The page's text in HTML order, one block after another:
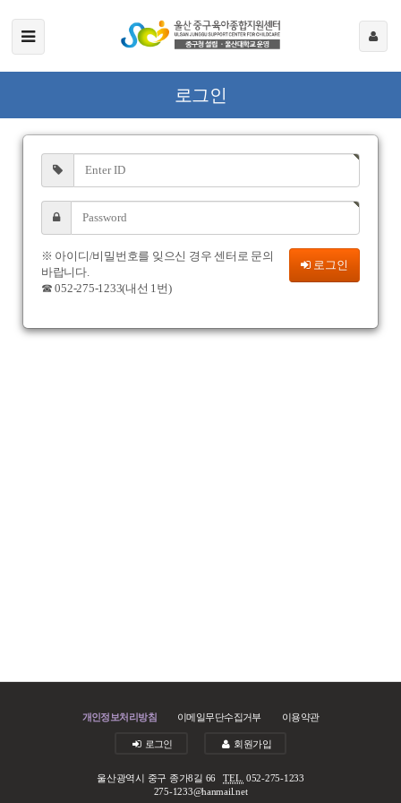
로그인
로그인
※ 아이디/비밀번호를 잊으신 경우 센터로 문의
바랍니다.
☎ 052-275-1233(내선 1번)
개인정보처리방침 이메일무단수집거부 이용약관
로그인 회원가입
울산광역시 중구 종가8길 66TEL. 052-275-1233
275-1233@hanmail.net